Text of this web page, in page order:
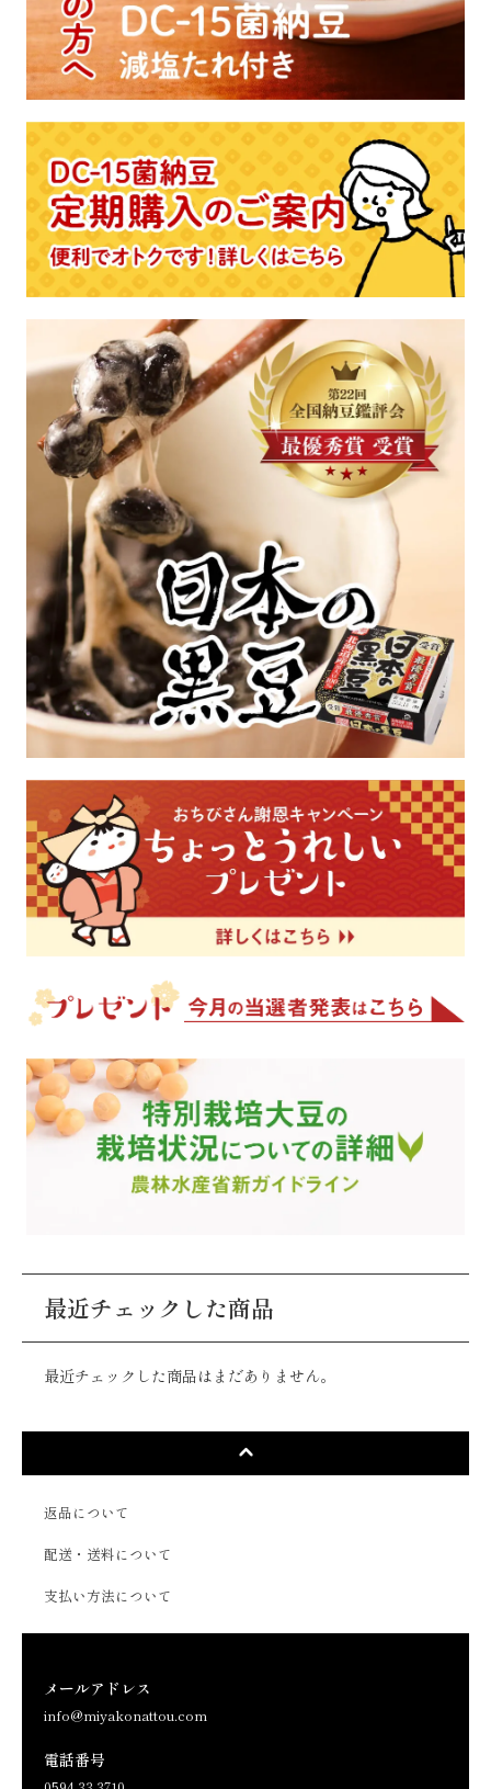
最近チェックした商品
最近チェックした商品はまだありません。
返品について
配送・送料について
支払い方法について
メールアドレス
info@miyakonattou.com
電話番号